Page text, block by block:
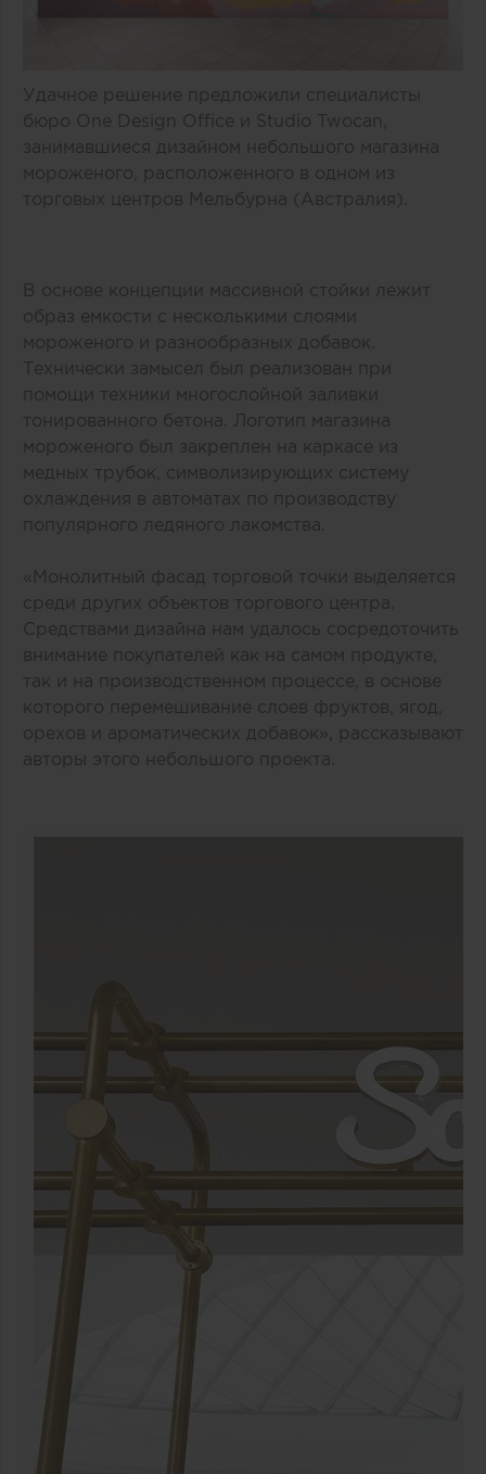
Удачное решение предложили специалисты
бюро One Design Office и Studio Twocan,
занимавшиеся дизайном небольшого магазина
мороженого, расположенного в одном из
торговых центров Мельбурна (Австралия).
В основе концепции массивной стойки лежит
образ емкости с несколькими слоями
мороженого и разнообразных добавок.
Технически замысел был реализован при
помощи техники многослойной заливки
тонированного бетона. Логотип магазина
мороженого был закреплен на каркасе из
медных трубок, символизирующих систему
охлаждения в автоматах по производству
популярного ледяного лакомства.
«Монолитный фасад торговой точки выделяется
среди других объектов торгового центра.
Средствами дизайна нам удалось сосредоточить
внимание покупателей как на самом продукте,
так и на производственном процессе, в основе
которого перемешивание слоев фруктов, ягод,
орехов и ароматических добавок», рассказывают
авторы этого небольшого проекта.